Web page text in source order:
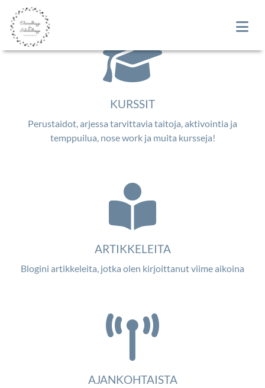
KURSSIT
Perustaidot, arjessa tarvittavia taitoja, aktivointia ja
temppuilua, nose work ja muita kursseja!
ARTIKKELEITA
Blogini artikkeleita, jotka olen kirjoittanut viime aikoina
AJANKOHTAISTA